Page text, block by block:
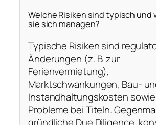
Welche Risiken sind typisch und
sie sich managen?
Typische Risiken sind
Änderungen (z. B. zur
Ferienvermietung),
Marktschwankungen, Bau-
Instandhaltungskosten
Probleme bei Titeln.
gründliche Due Diligence,